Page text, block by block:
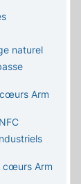
naturel
Arm
cœurs Arm